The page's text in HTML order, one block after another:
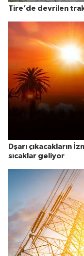
Tire’de devrilen
Dşarı çıkacakların
sıcaklar geliyor